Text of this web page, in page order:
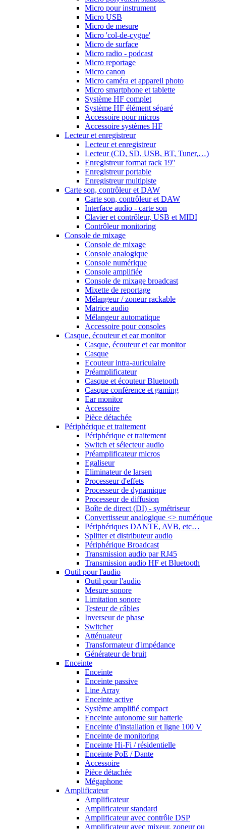
Micro pour instrument
Micro USB
Micro de mesure
Micro 'col-de-cygne'
Micro de surface
Micro radio - podcast
Micro reportage
Micro canon
Micro caméra et appareil photo
Micro smartphone et tablette
Système HF complet
Système HF élément séparé
Accessoire pour micros
Accessoire systèmes HF
Lecteur et enregistreur
Lecteur et enregistreur
Lecteur (CD, SD, USB, BT, Tuner,…)
Enregistreur format rack 19''
Enregistreur portable
Enregistreur multipiste
Carte son, contrôleur et DAW
Carte son, contrôleur et DAW
Interface audio - carte son
Clavier et contrôleur, USB et MIDI
Contrôleur monitoring
Console de mixage
Console de mixage
Console analogique
Console numérique
Console amplifiée
Console de mixage broadcast
Mixette de reportage
Mélangeur / zoneur rackable
Matrice audio
Mélangeur automatique
Accessoire pour consoles
Casque, écouteur et ear monitor
Casque, écouteur et ear monitor
Casque
Ecouteur intra-auriculaire
Préamplificateur
Casque et écouteur Bluetooth
Casque conférence et gaming
Ear monitor
Accessoire
Pièce détachée
Périphérique et traitement
Périphérique et traitement
Switch et sélecteur audio
Préamplificateur micros
Egaliseur
Eliminateur de larsen
Processeur d'effets
Processeur de dynamique
Processeur de diffusion
Boîte de direct (DI) - symétriseur
Convertisseur analogique <> numérique
Périphériques DANTE, AVB, etc…
Splitter et distributeur audio
Périphérique Broadcast
Transmission audio par RJ45
Transmission audio HF et Bluetooth
Outil pour l'audio
Outil pour l'audio
Mesure sonore
Limitation sonore
Testeur de câbles
Inverseur de phase
Switcher
Atténuateur
Transformateur d'impédance
Générateur de bruit
Enceinte
Enceinte
Enceinte passive
Line Array
Enceinte active
Système amplifié compact
Enceinte autonome sur batterie
Enceinte d'installation et ligne 100 V
Enceinte de monitoring
Enceinte Hi-Fi / résidentielle
Enceinte PoE / Dante
Accessoire
Pièce détachée
Mégaphone
Amplificateur
Amplificateur
Amplificateur standard
Amplificateur avec contrôle DSP
Amplificateur avec mixeur, zoneur ou